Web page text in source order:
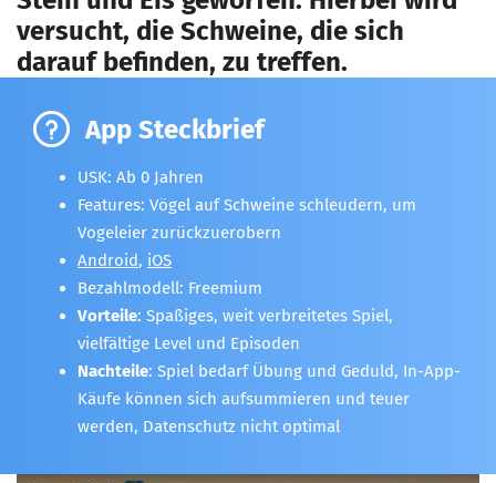
versucht, die Schweine, die sich
darauf befinden, zu treffen.
App Steckbrief
USK: Ab 0 Jahren
Features: Vögel auf Schweine schleudern, um
Vogeleier zurückzuerobern
Android, iOS
Bezahlmodell: Freemium
Vorteile: Spaßiges, weit verbreitetes Spiel,
vielfältige Level und Episoden
Nachteile: Spiel bedarf Übung und Geduld, In-App-
Käufe können sich aufsummieren und teuer
werden, Datenschutz nicht optimal